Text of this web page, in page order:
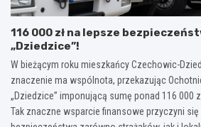
116 000 zł na lepsze
„Dziedzice”!
W bieżącym roku mieszkańcy Czechowic-
znaczenie ma wspólnota, przekazując
„Dziedzice” imponującą sumę ponad 116 000
Tak znaczne wsparcie finansowe przyczyni